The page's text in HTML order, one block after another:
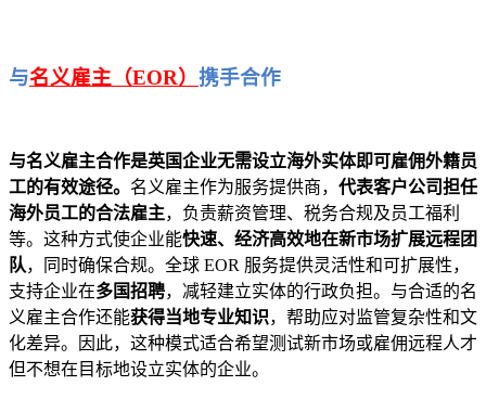
与名义雇主（EOR） 携手合作
与名义雇主合作是英国企业无需设立海外实体即可雇佣外籍员
工的有效途径。 名义雇主作为服务提供商， 代表客户公司担任
海外员工的合法雇主，负责薪资管理、税务合规及员工福利
等。这种方式使企业能快速、经济高效地在新市场扩展远程团
队，同时确保合规。全球 EOR 服务提供灵活性和可扩展性，
支持企业在多国招聘，减轻建立实体的行政负担。与合适的名
义雇主合作还能获得当地专业知识，帮助应对监管复杂性和文
化差异。因此，这种模式适合希望测试新市场或雇佣远程人才
但不想在目标地设立实体的企业。